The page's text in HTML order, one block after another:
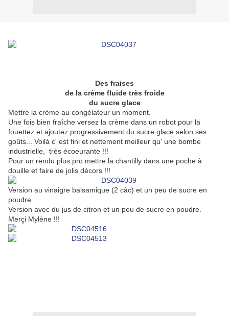
Des fraises
de la crème fluide très froide
du sucre glace
Mettre la crème au congélateur un moment.
Une fois bien fraîche versez la crème dans un robot pour la
fouettez et ajoutez progressivement du sucre glace selon ses
goûts... Voilà c' est fini et nettement meilleur qu' une bombe
industrielle, très écoeurante !!!
Pour un rendu plus pro mettre la chantilly dans une poche à
douille et faire de jolis décors !!!
Version au vinaigre balsamique (2 càc) et un peu de sucre en
poudre.
Version avec du jus de citron et un peu de sucre en poudre.
Merçi Mylène !!!